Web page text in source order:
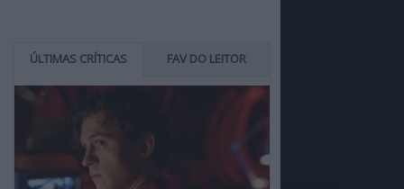
ÚLTIMAS CRÍTICAS FAV DO LEITOR